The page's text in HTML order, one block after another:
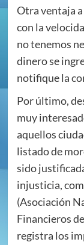
Otra ventaja
con la
no tenemos
dinero se
notifique la
Por último,
muy
aquellos
listado de
sido
injusticia,
(Asociación
Financieros
registra los